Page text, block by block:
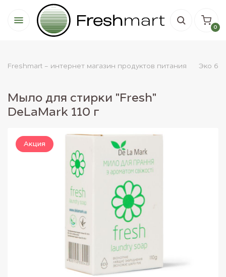
0
Freshmart - интернет магазин продуктов питания Эко
Мыло для стирки "Frеsh"
DeLaMark 110 г
Акция